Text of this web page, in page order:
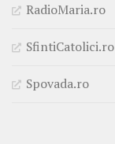
RadioMaria.ro
SfintiCatolici.ro
Spovada.ro